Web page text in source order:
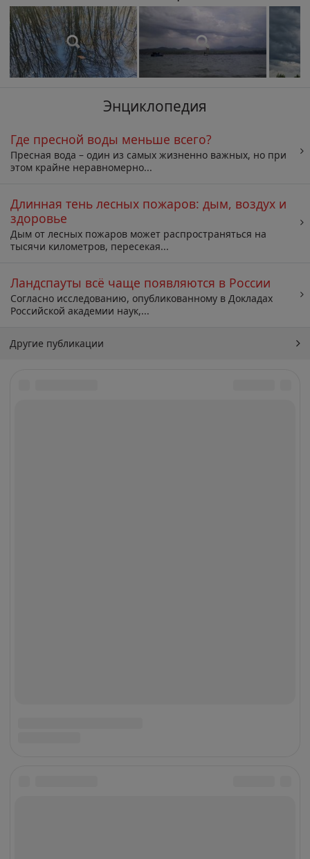
Энциклопедия
Где пресной воды меньше всего?
Пресная вода – один из самых жизненно важных, но при
этом крайне неравномерно...
Длинная тень лесных пожаров: дым, воздух и
здоровье
Дым от лесных пожаров может распространяться на
тысячи километров, пересекая...
Ландспауты всё чаще появляются в России
Согласно исследованию, опубликованному в Докладах
Российской академии наук,...
Другие публикации